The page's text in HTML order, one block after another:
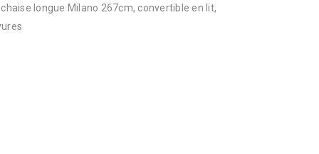
longue Milano 267cm, convertible en lit,